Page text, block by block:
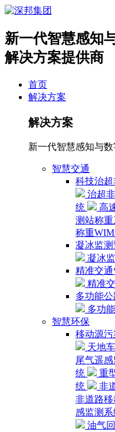
新一代智慧感知
解决方案提供商
首页
解决方案
解决方案
新一代智慧感知与
智慧交通
科技治
治超
统
高
测站称
称重
凝冰监
凝冰
精准交
精准
多功能
多功
智慧环保
移动源
天地
尾气遥
统
重
统
非
非道路
感监测系
油气